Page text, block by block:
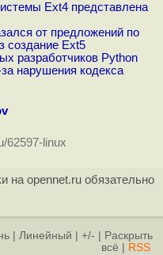
Ext4 представлена
от предложений по
создание Ext5
разработчиков Python
нарушения кодекса
62597-linux
на opennet.ru обязательно
Линейный +/-
Раскрыть
всё
RSS